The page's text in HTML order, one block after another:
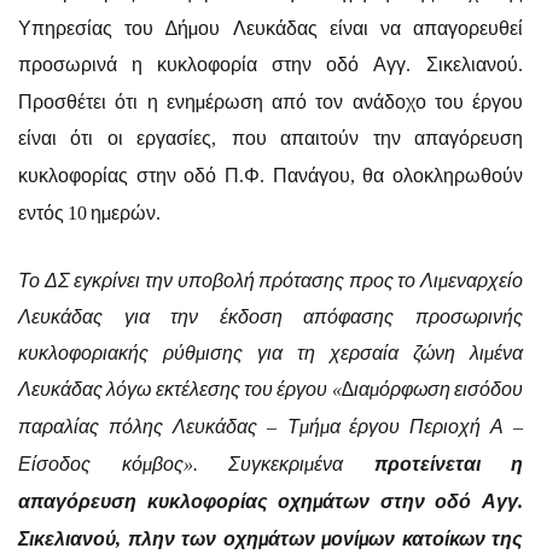
Υπηρεσίας του ∆ήµου Λευκάδας είναι να απαγορευθεί
προσωρινά η κυκλοφορία στην οδό Αγγ. Σικελιανού.
Προσθέτει ότι η ενηµέρωση από τον ανάδοχο του έργου
είναι ότι οι εργασίες, που απαιτούν την απαγόρευση
κυκλοφορίας στην οδό Π.Φ. Πανάγου, θα ολοκληρωθούν
εντός 10 ηµερών.
Το ΔΣ εγκρίνει την υποβολή πρότασης προς το Λιµεναρχείο
Λευκάδας για την έκδοση απόφασης προσωρινής
κυκλοφοριακής ρύθµισης για τη χερσαία ζώνη λιµένα
Λευκάδας λόγω εκτέλεσης του έργου «∆ιαµόρφωση εισόδου
παραλίας πόλης Λευκάδας – Τµήµα έργου Περιοχή Α –
Είσοδος κόµβος». Συγκεκριµένα προτείνεται η
απαγόρευση κυκλοφορίας οχηµάτων στην οδό Αγγ.
Σικελιανού, πλην των οχηµάτων µονίµων κατοίκων της